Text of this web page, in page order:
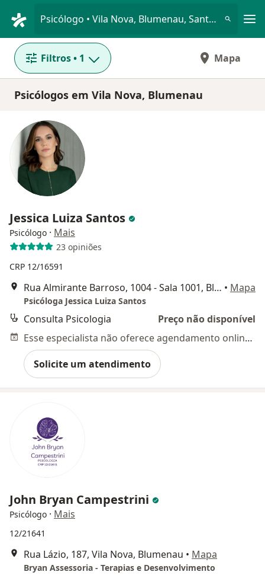
Psicólogo • Vila Nova, Blumenau, Santa Catarina SC
Filtros• 1 Mapa
Psicólogos em Vila Nova, Blumenau
Jessica Luiza Santos
Psicólogo · Mais
23 opiniões
CRP 12/16591
Rua Almirante Barroso, 1004 - Sala 1001, Blumenau • Mapa
Psicóloga Jessica Luiza Santos
Consulta Psicologia
Preço não disponível
Esse especialista não oferece agendamento online para esse endereço.
Solicite um atendimento
John Bryan Campestrini
Psicólogo · Mais
12/21641
Rua Lázio, 187, Vila Nova, Blumenau • Mapa
Bryan Assessoria - Terapias e Desenvolvimento